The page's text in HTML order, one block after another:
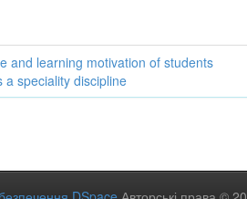
and learning motivation of students
a speciality discipline